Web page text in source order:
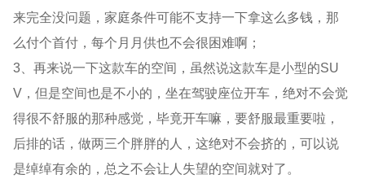
来完全没问题，家庭条件可能不支持一下拿这么多钱，那
么付个首付，每个月月供也不会很困难啊；
3、再来说一下这款车的空间，虽然说这款车是小型的SU
V，但是空间也是不小的，坐在驾驶座位开车，绝对不会觉
得很不舒服的那种感觉，毕竟开车嘛，要舒服最重要啦，
后排的话，做两三个胖胖的人，这绝对不会挤的，可以说
是绰绰有余的，总之不会让人失望的空间就对了。